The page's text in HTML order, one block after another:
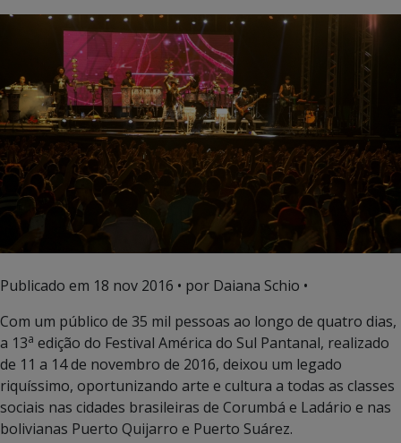
Publicado em 18 nov 2016 • por Daiana Schio •
Com um público de 35 mil pessoas ao longo de quatro dias,
a 13a edição do Festival América do Sul Pantanal, realizado
de 11 a 14 de novembro de 2016, deixou um legado
riquíssimo, oportunizando arte e cultura a todas as classes
sociais nas cidades brasileiras de Corumbá e Ladário e nas
bolivianas Puerto Quijarro e Puerto Suárez.